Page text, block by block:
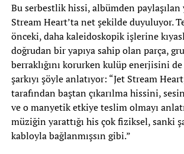
Bu serbestlik hissi, albümden paylaşılan
Stream Heart’ta net şekilde duyuluyor.
önceki, daha kaleidoskopik işlerine
doğrudan bir yapıya sahip olan parça,
berraklığını korurken kulüp enerjisini de
şarkıyı şöyle anlatıyor: “Jet Stream
tarafından baştan çıkarılma hissini,
ve o manyetik etkiye teslim olmayı
müziğin yarattığı his çok fiziksel, sanki
kabloyla bağlanmışsın gibi.”